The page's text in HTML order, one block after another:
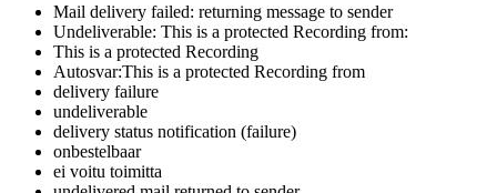
Mail delivery failed: returning message to sender
Undeliverable: This is a protected Recording from:
This is a protected Recording
Autosvar:This is a protected Recording from
delivery failure
undeliverable
delivery status notification (failure)
onbestelbaar
ei voitu toimitta